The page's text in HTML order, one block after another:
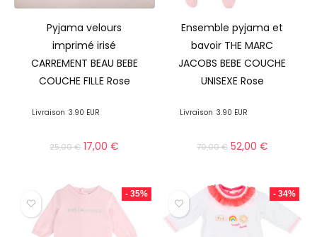
Pyjama velours
imprimé irisé
CARREMENT BEAU BEBE
COUCHE FILLE Rose
Livraison 3.90 EUR
25,00€ 17,00€
Ensemble pyjama et
bavoir THE MARC
JACOBS BEBE COUCHE
UNISEXE Rose
Livraison 3.90 EUR
79,00€ 52,00 €
- 35% - 34%